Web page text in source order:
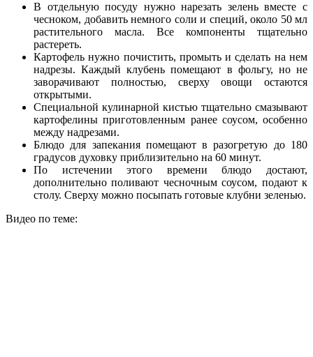
В отдельную посуду нужно нарезать зелень вместе с
чесноком, добавить немного соли и специй, около 50 мл
растительного масла. Все компоненты тщательно
растереть.
Картофель нужно почистить, промыть и сделать на нем
надрезы. Каждый клубень помещают в фольгу, но не
заворачивают полностью, сверху овощи остаются
открытыми.
Специальной кулинарной кистью тщательно смазывают
картофелины приготовленным ранее соусом, особенно
между надрезами.
Блюдо для запекания помещают в разогретую до 180
градусов духовку приблизительно на 60 минут.
По истечении этого времени блюдо достают,
дополнительно поливают чесночным соусом, подают к
столу. Сверху можно посыпать готовые клубни зеленью.
Видео по теме: